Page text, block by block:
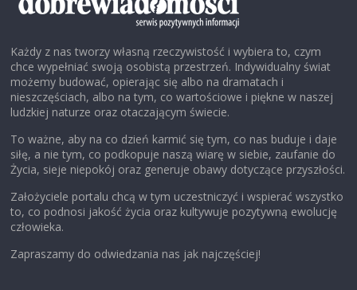
Każdy z nas tworzy własną rzeczywistość i wybiera to, czym
chce wypełniać swoją osobistą przestrzeń. Indywidualny świat
możemy budować, opierając się albo na dramatach i
nieszczęściach, albo na tym, co wartościowe i piękne w naszej
ludzkiej naturze oraz otaczającym świecie.
To ważne, aby na co dzień karmić się tym, co nas buduje i daje
siłę, a nie tym, co podkopuje naszą wiarę w siebie, zaufanie do
Życia, sieje niepokój oraz generuje obawy dotyczące przyszłości.
Założyciele portalu chcą w tym uczestniczyć i wspierać wszystko
to, co podnosi jakość życia oraz kultywuje pozytywną ewolucję
człowieka.
Zapraszamy do odwiedzania nas jak najczęściej!